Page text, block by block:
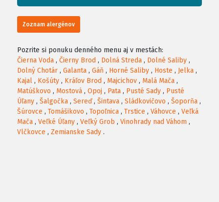
Zoznam alergénov
Pozrite si ponuku denného menu aj v mestách:
Čierna Voda , Čierny Brod , Dolná Streda , Dolné Saliby ,
Dolný Chotár , Galanta , Gáň , Horné Saliby , Hoste , Jelka ,
Kajal , Košúty , Kráľov Brod , Majcichov , Malá Mača ,
Matúškovo , Mostová , Opoj , Pata , Pusté Sady , Pusté
Úľany , Šalgočka , Sereď, Šintava , Sládkovičovo , Šoporňa ,
Šúrovce , Tomášikovo , Topoľnica , Trstice , Váhovce , Veľká
Mača , Veľké Úľany , Veľký Grob , Vinohrady nad Váhom ,
Vlčkovce , Zemianske Sady .